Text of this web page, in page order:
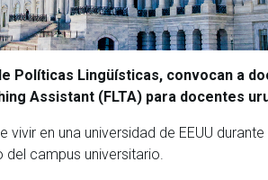
Políticas Lingüísticas, convocan a
Assistant (FLTA) para docentes
vivir en una universidad de EEUU
campus universitario.